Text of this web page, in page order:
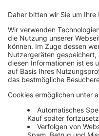
Newsletter
Media News
Haufe Media Sales
Alle Werbeformen,
Ort. Haufe Media Sales
Überblick um
buchen und schnell